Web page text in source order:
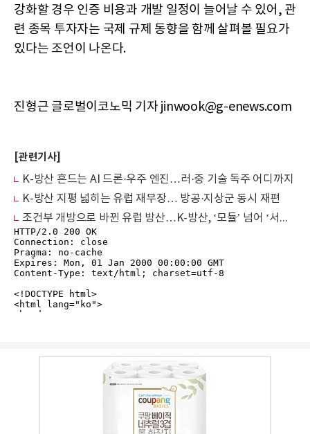
강화할 경우 인증 비용과 개발 일정이 늘어날 수 있어, 관
련 종목 투자자는 국제 규제 동향을 함께 살펴볼 필요가
있다는 조언이 나온다.
진형근 글로벌이코노믹 기자 jinwook@g-enews.com
[관련기사]
K-방산 흔드는 AI 드론·우주 엔진…러·중 기술 독주 어디까지
K-방산 지평 넓히는 유럽 재무장… 방공·지상군 동시 재편
조건부 개방으로 바뀐 유럽 방산…K-방산, ‘모듈’ 넘어 ‘서브 프라임’ 노려야